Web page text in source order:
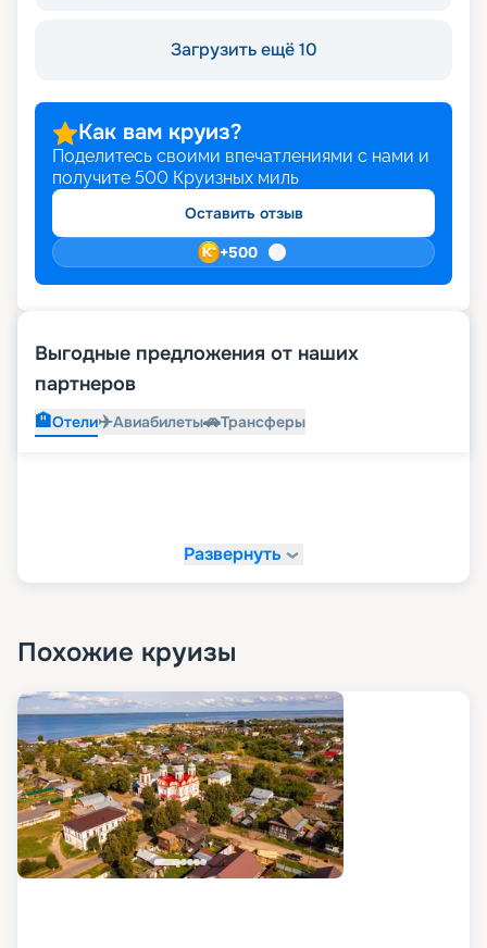
Загрузить ещё 10
Как вам круиз?
Поделитесь своими впечатлениями с нами и
получите 500 Круизных миль
Оставить отзыв
+500
Выгодные предложения от наших
партнеров
🏨Отели✈️Авиабилеты🚗Трансферы
Развернуть
Похожие круизы